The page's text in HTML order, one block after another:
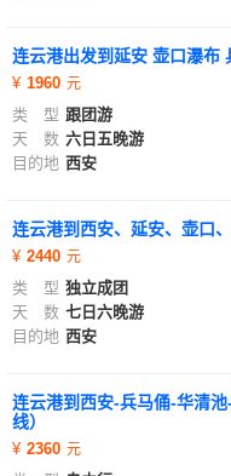
连云港出发到延安 壶口瀑布
1960
类 型 跟团游
天 数 六日五晚游
目的地 西安
连云港到西安、延安、壶口
2440
类 型 独立成团
天 数 七日六晚游
目的地 西安
连云港到西安-兵马俑-华清
线）
2360